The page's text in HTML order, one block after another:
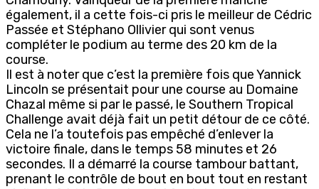
également, il a cette fois-ci pris le meilleur de Cédric
Passée et Stéphano Ollivier qui sont venus
compléter le podium au terme des 20 km de la
course.
Il est à noter que c’est la première fois que Yannick
Lincoln se présentait pour une course au Domaine
Chazal même si par le passé, le Southern Tropical
Challenge avait déjà fait un petit détour de ce côté.
Cela ne l’a toutefois pas empêché d’enlever la
victoire finale, dans le temps 58 minutes et 26
secondes. Il a démarré la course tambour battant,
prenant le contrôle de bout en bout tout en restant